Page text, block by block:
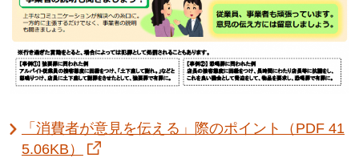
「消費者が意見を伝える」際のポイント（PDF 41
5.06KB）